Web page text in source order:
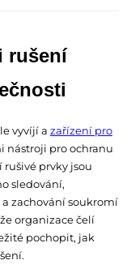
rušení
vyvíjí a zařízení pro
nástroji pro ochranu
prvky jsou
sledování,
zachování soukromí
organizace čelí
pochopit, jak